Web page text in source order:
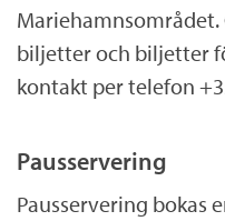
biljetter och biljetter
kontakt per telefon
Pausservering
Pausservering bokas